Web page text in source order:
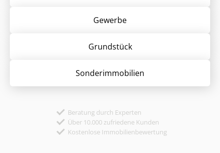
Gewerbe
Grund­stück
Sonder­immobilien
Beratung durch Experten
Über 10.000 zufriedene Kunden
Kostenlose Immobilienbewertung